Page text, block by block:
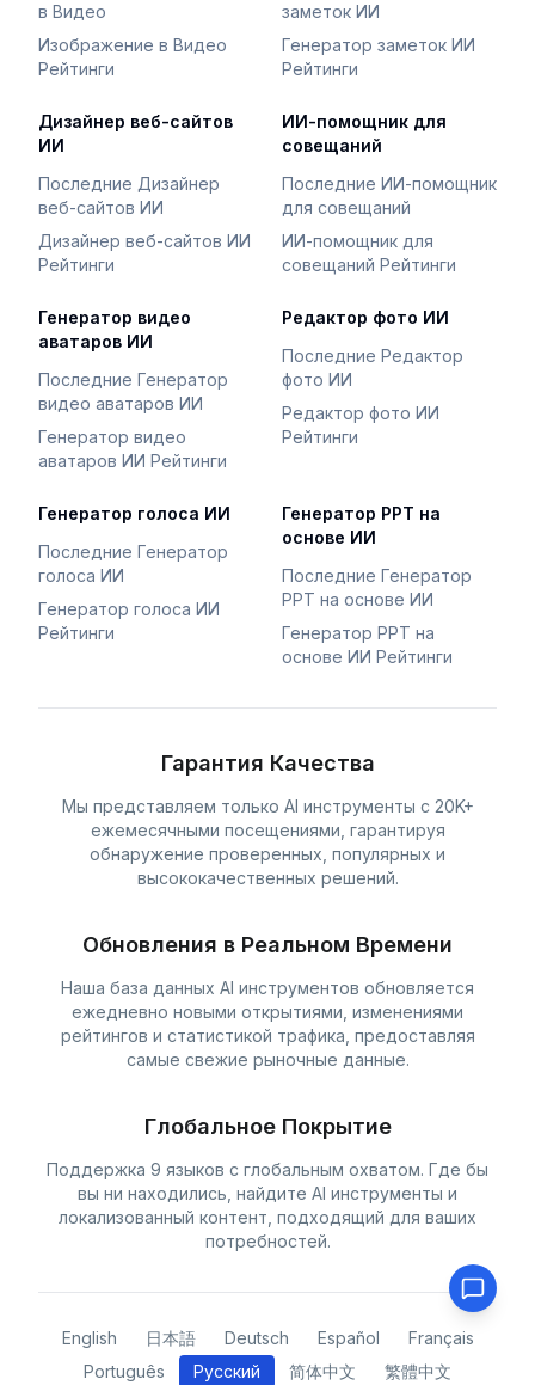
в Видео
Изображение в Видео
Рейтинги
заметок ИИ
Генератор заметок ИИ
Рейтинги
Дизайнер веб-сайтов
ИИ
Последние Дизайнер
веб-сайтов ИИ
Дизайнер веб-сайтов ИИ
Рейтинги
ИИ-помощник для
совещаний
Последние ИИ-помощник
для совещаний
ИИ-помощник для
совещаний Рейтинги
Генератор видео
аватаров ИИ
Последние Генератор
видео аватаров ИИ
Генератор видео
аватаров ИИ Рейтинги
Редактор фото ИИ
Последние Редактор
фото ИИ
Редактор фото ИИ
Рейтинги
Генератор голоса ИИ
Последние Генератор
голоса ИИ
Генератор голоса ИИ
Рейтинги
Генератор PPT на
основе ИИ
Последние Генератор
PPT на основе ИИ
Генератор PPT на
основе ИИ Рейтинги
Гарантия Качества
Мы представляем только AI инструменты с 20K+
ежемесячными посещениями, гарантируя
обнаружение проверенных, популярных и
высококачественных решений.
Обновления в Реальном Времени
Наша база данных AI инструментов обновляется
ежедневно новыми открытиями, изменениями
рейтингов и статистикой трафика, предоставляя
самые свежие рыночные данные.
Глобальное Покрытие
Поддержка 9 языков с глобальным охватом. Где бы
вы ни находились, найдите AI инструменты и
локализованный контент, подходящий для ваших
потребностей.
English 日本語 Deutsch Español
Français
Português
Русский 简体中文 繁體中文